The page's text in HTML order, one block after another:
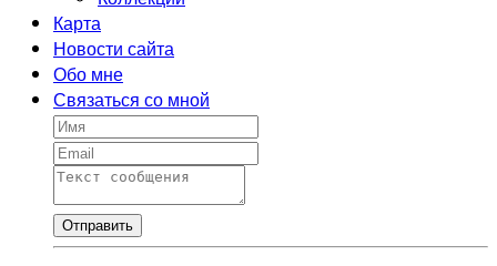
Карта
Новости сайта
Обо мне
Связаться со мной
Отправить